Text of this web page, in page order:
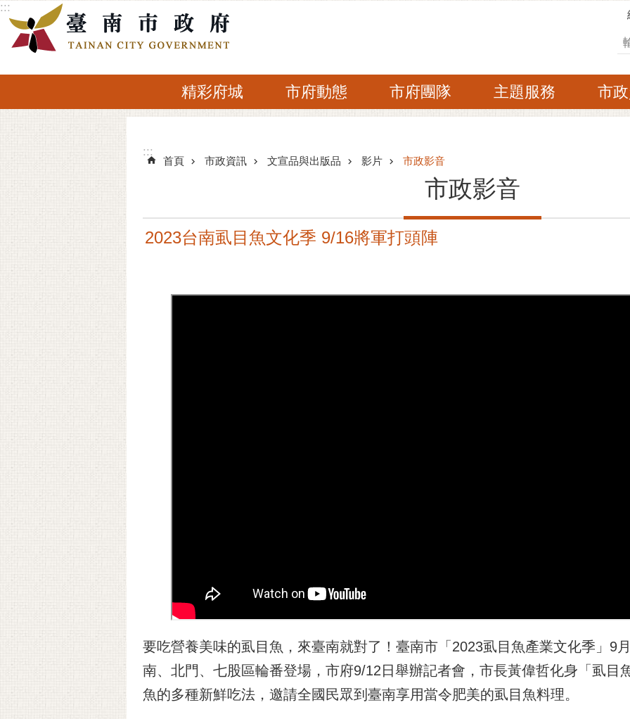
跳到主要內容區塊
:::
精彩府城 市府動態 市府團隊 主題服務 市
:::
:::
首頁 市政資訊 文宣品與出版品 影片 市政影音
市政影音
2023台南虱目魚文化季 9/16將軍打頭陣
要吃營養美味的虱目魚，來臺南就對了！臺南市「2023虱目魚產業文化季」9
南、北門、七股區輪番登場，市府9/12日舉辦記者會，市長黃偉哲化身「虱目
魚的多種新鮮吃法，邀請全國民眾到臺南享用當令肥美的虱目魚料理。